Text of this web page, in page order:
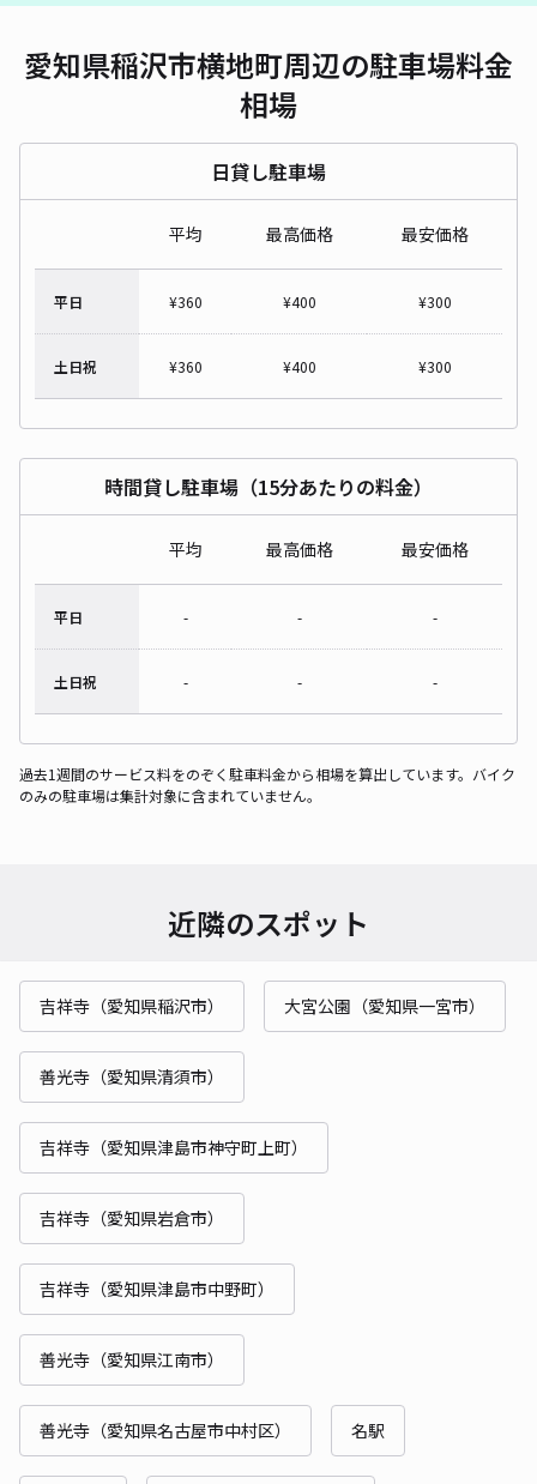
愛知県稲沢市横地町周辺の駐車場料金
相場
日貸し駐車場
平均 最高価格 最安価格
平日 ¥360 ¥400 ¥300
土日祝 ¥360 ¥400 ¥300
時間貸し駐車場（15分あたりの料金）
平均 最高価格 最安価格
平日 - - -
土日祝 - - -
過去1週間のサービス料をのぞく駐車料金から相場を算出しています。バイク
のみの駐車場は集計対象に含まれていません。
近隣のスポット
吉祥寺（愛知県稲沢市） 大宮公園（愛知県一宮市）
善光寺（愛知県清須市）
吉祥寺（愛知県津島市神守町上町）
吉祥寺（愛知県岩倉市）
吉祥寺（愛知県津島市中野町）
善光寺（愛知県江南市）
善光寺（愛知県名古屋市中村区） 名駅